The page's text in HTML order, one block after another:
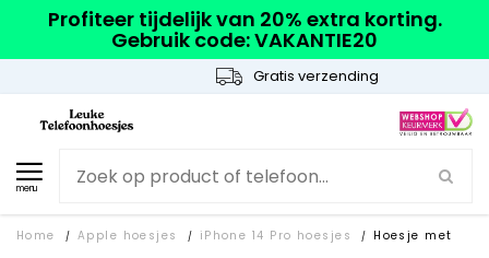
Profiteer tijdelijk van 20% extra korting.
Gebruik code: VAKANTIE20
Gratis verzending
menu
Home / Apple hoesjes / iPhone 14 Pro hoesjes /
Hoesje met